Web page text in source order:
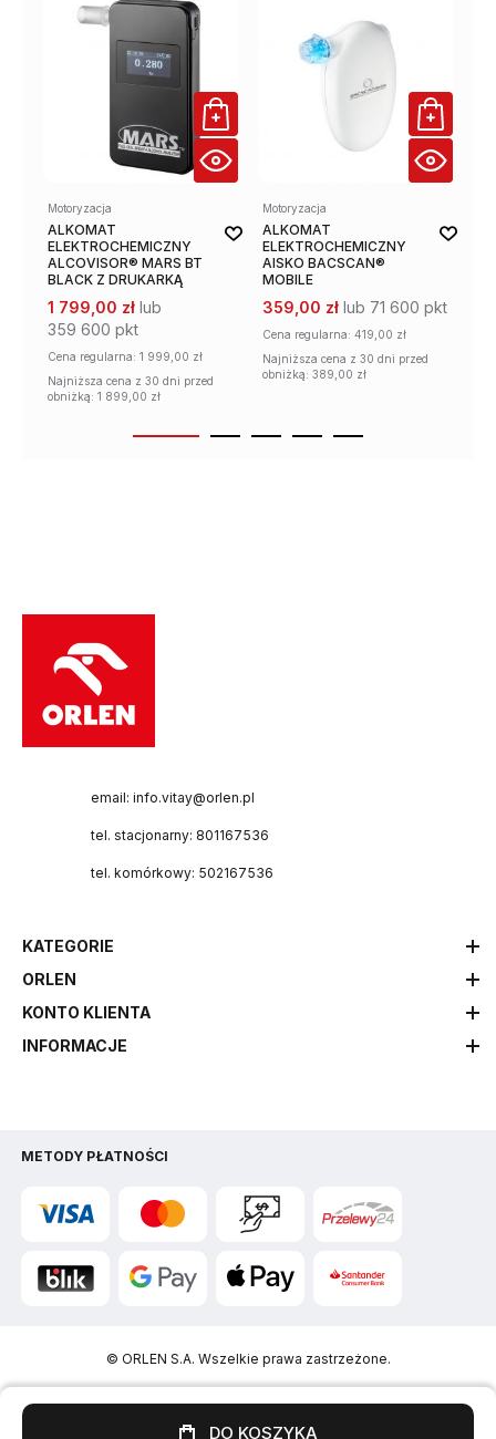
DO KOSZYKA
Motoryzacja
ALKOMAT
ELEKTROCHEMICZNY
ALCOVISOR® MARS BT
BLACK Z DRUKARKĄ
1 799,00 zł lub
359 600 pkt
Cena regularna: 1 999,00 zł
Najniższa cena z 30 dni przed
obniżką: 1 899,00 zł
Motoryzacja
ALKOMAT
ELEKTROCHEMICZNY
AISKO BACSCAN®
MOBILE
359,00 zł lub 71 600 pkt
Cena regularna: 419,00 zł
Najniższa cena z 30 dni przed
obniżką: 389,00 zł
email: info.vitay@orlen.pl
tel. stacjonarny: 801167536
tel. komórkowy: 502167536
KATEGORIE
ORLEN
KONTO KLIENTA
INFORMACJE
METODY PŁATNOŚCI
© ORLEN S.A. Wszelkie prawa zastrzeżone.